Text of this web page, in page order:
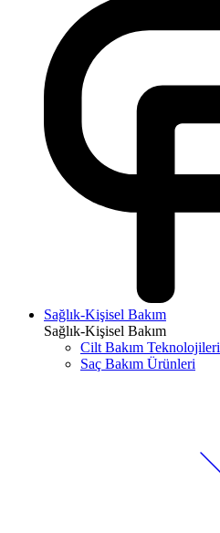
Sağlık-Kişisel Bakım
Sağlık-Kişisel Bakım
Cilt Bakım Teknolojileri
Saç Bakım Ürünleri